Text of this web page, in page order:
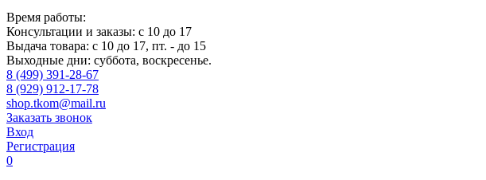
Время работы:
Консультации и заказы: с 10 до 17
Выдача товара: с 10 до 17, пт. - до 15
Выходные дни: суббота, воскресенье.
8 (499) 391-28-67
8 (929) 912-17-78
shop.tkom@mail.ru
Заказать звонок
Вход
Регистрация
0